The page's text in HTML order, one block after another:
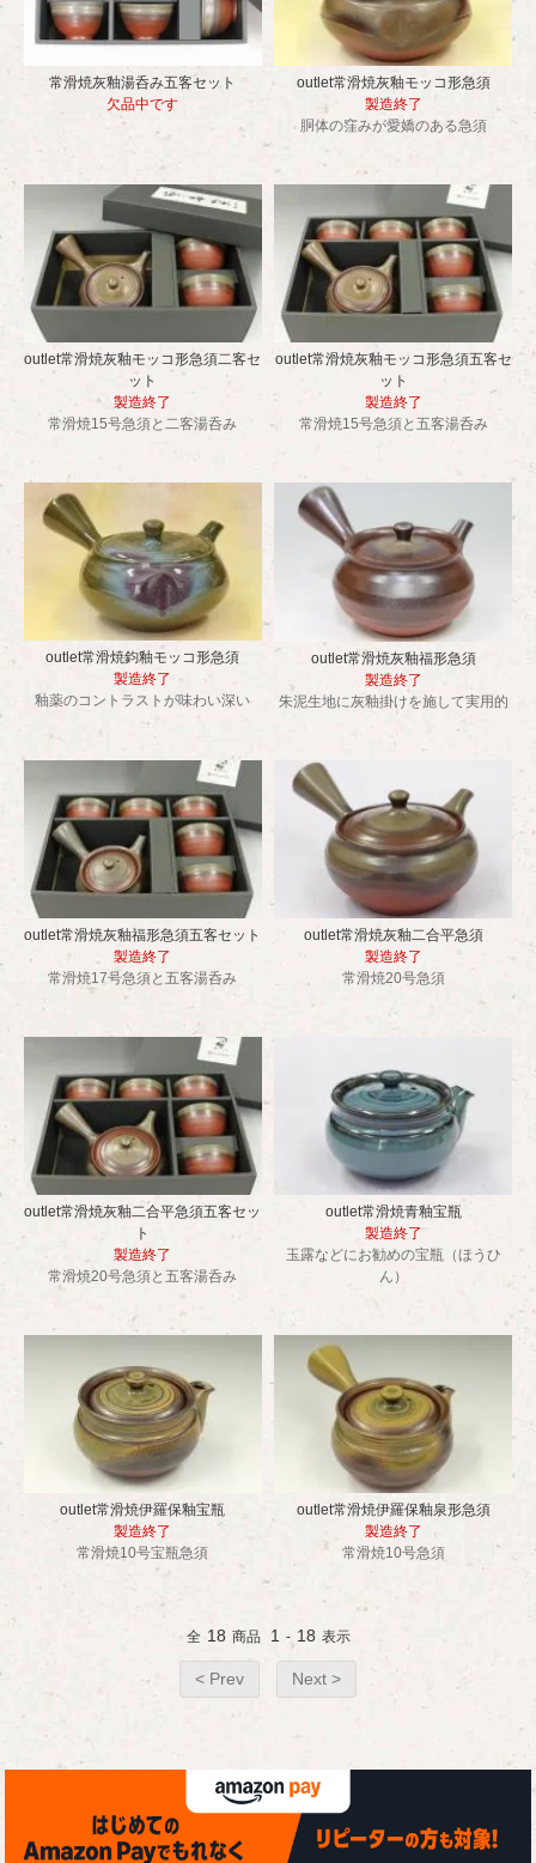
常滑焼灰釉湯呑み五客セット
欠品中です
outlet常滑焼灰釉モッコ形急須
製造終了
胴体の窪みが愛嬌のある急須
outlet常滑焼灰釉モッコ形急須二客セ
ット
製造終了
常滑焼15号急須と二客湯呑み
outlet常滑焼灰釉モッコ形急須五客セ
ット
製造終了
常滑焼15号急須と五客湯呑み
outlet常滑焼鈞釉モッコ形急須
製造終了
釉薬のコントラストが味わい深い
outlet常滑焼灰釉福形急須
製造終了
朱泥生地に灰釉掛けを施して実用的
outlet常滑焼灰釉福形急須五客セット
製造終了
常滑焼17号急須と五客湯呑み
outlet常滑焼灰釉二合平急須
製造終了
常滑焼20号急須
outlet常滑焼灰釉二合平急須五客セッ
ト
製造終了
常滑焼20号急須と五客湯呑み
outlet常滑焼青釉宝瓶
製造終了
玉露などにお勧めの宝瓶（ほうひ
ん）
outlet常滑焼伊羅保釉宝瓶
製造終了
常滑焼10号宝瓶急須
outlet常滑焼伊羅保釉泉形急須
製造終了
常滑焼10号急須
全 18 商品 1 - 18 表示
< Prev Next >